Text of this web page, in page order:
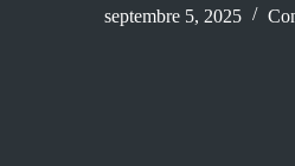
septembre 5, 2025